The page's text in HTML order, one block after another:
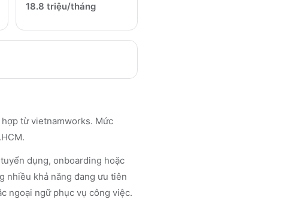
18.8 triệu/tháng
hợp từ vietnamworks. Mức
dụng, onboarding hoặc
nhiều khả năng đang ưu tiên
ngoại ngữ phục vụ công việc.